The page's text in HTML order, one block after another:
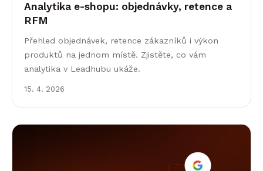
Analytika e-shopu: objednávky, retence a
RFM
Přehled objednávek, retence zákazníků i výkon
produktů na jednom místě. Zjistěte, co vám
analytika v Leadhubu ukáže.
15. 4. 2026